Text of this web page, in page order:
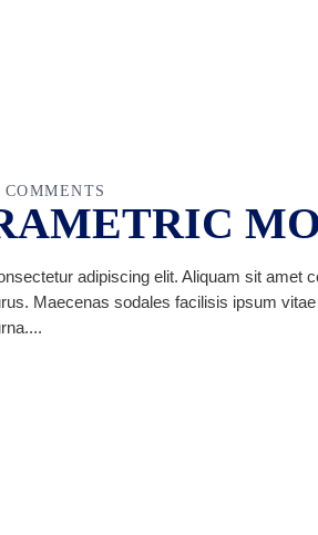
COMMENTS
adipiscing elit. Aliquam sit amet
Maecenas sodales facilisis ipsum